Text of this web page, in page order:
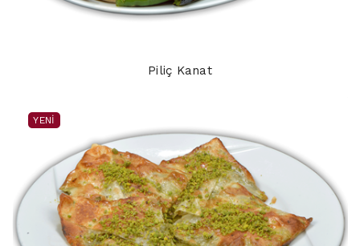
Piliç Kanat
YENI